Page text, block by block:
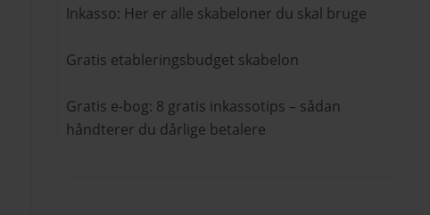
Inkasso: Her er alle skabeloner du skal bruge
Gratis etableringsbudget skabelon
Gratis e-bog: 8 gratis inkassotips – sådan
håndterer du dårlige betalere